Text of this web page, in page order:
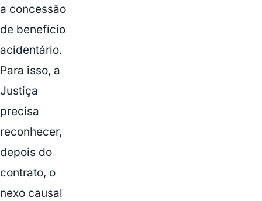
a concessão
de benefício
acidentário.
Para isso, a
Justiça
precisa
reconhecer,
depois do
contrato, o
nexo causal